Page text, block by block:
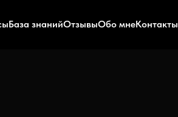
База знанийОтзывыОбо мнеКонтакты